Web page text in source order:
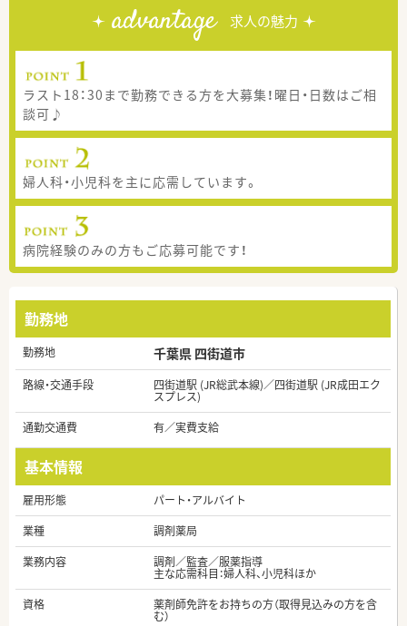
advantage 求人の魅力
ラスト18：30まで勤務できる方を大募集！曜日・日数はご相
談可♪
婦人科・小児科を主に応需しています。
病院経験のみの方もご応募可能です！
勤務地
勤務地 千葉県 四街道市
路線・交通手段 四街道駅 (JR総武本線)／四街道駅 (JR成田エク
スプレス)
通勤交通費
有／実費支給
基本情報
雇用形態
パート・アルバイト
業種
調剤薬局
業務内容
調剤／監査／服薬指導
主な応需科目：婦人科、小児科ほか
資格
薬剤師免許をお持ちの方（取得見込みの方を含
む）